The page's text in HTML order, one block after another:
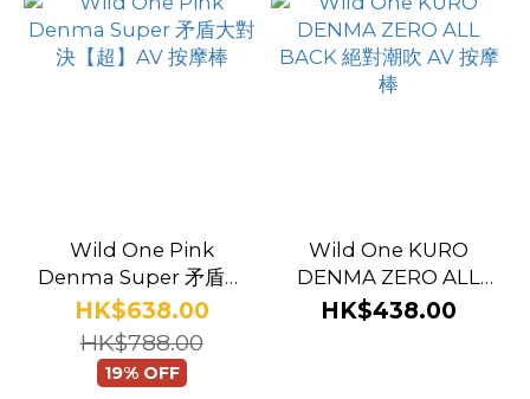
Wild One Pink
Denma Super 矛盾大
對決【超】AV 按摩棒
HK$638.00
HK$788.00
19% OFF
Wild One KURO
DENMA ZERO ALL
BACK 絕對潮吹 AV 按
HK$438.00